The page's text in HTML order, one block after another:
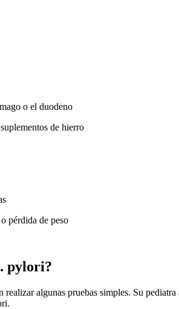
o el duodeno
de hierro
pérdida de peso
pylori?
algunas pruebas simples. Su